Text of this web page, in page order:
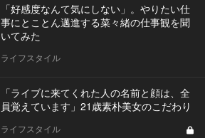
「好感度なんて気にしない」。やりたい仕
事にとことん邁進する菜々緒の仕事観を聞
いてみた
ライフスタイル
「ライブに来てくれた人の名前と顔は、全
員覚えています」21歳素朴美女のこだわり
ライフスタイル